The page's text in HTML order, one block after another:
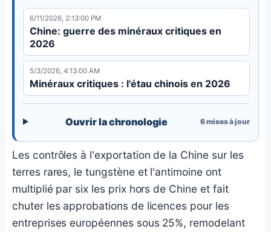
12-18 mois pour diversifier ses chaînes
d'approvisionnement.
6/11/2026, 2:13:00 PM
Chine: guerre des minéraux critiques en
2026
5/3/2026, 4:13:00 AM
Minéraux critiques : l'étau chinois en 2026
Ouvrir la chronologie 6mises à jour
Les contrôles à l'exportation de la Chine sur les
terres rares, le tungstène et l'antimoine ont
multiplié par six les prix hors de Chine et fait
chuter les approbations de licences pour les
entreprises européennes sous 25%, remodelant